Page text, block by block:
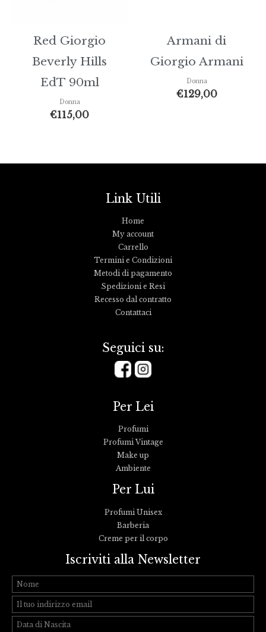
Red Giorgio
Beverly Hills
EdT 90ml
Donna
€115,00
Armani di
Giorgio Armani
Donna
€129,00
Link Utili
Home
My account
Carrello
Termini e Condizioni
Metodi di pagamento
Spedizioni e Resi
Recesso dal contratto
Contattaci
Seguici su:
Per Lei
Profumi
Profumi Vintage
Make up
Ambiente
Per Lui
Profumi Unisex
Barberia
Creme per il corpo
Iscriviti alla Newsletter